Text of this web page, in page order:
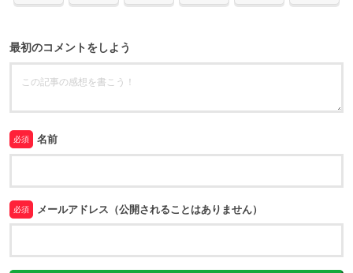
最初のコメントをしよう
必須 名前
必須 メールアドレス（公開されることはありません）